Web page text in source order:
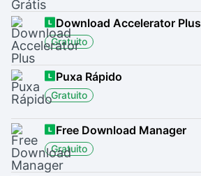
Download Accelerator Plus
Gratuito
Puxa Rápido
Gratuito
Free Download Manager
Gratuito